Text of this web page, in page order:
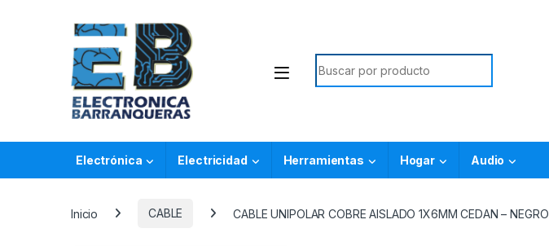
Electrónica Electricidad Herramientas Hogar Audio
Inicio CABLE CABLE UNIPOLAR COBRE AISLADO 1X6MM CEDAN – NEGRO